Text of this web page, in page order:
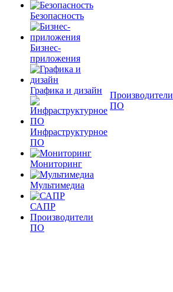
Безопасность
Бизнес-
приложения
Графика и дизайн
Инфраструктурное
ПО
Мониторинг
Мультимедиа
САПР
Производители
ПО
Производители
ПО